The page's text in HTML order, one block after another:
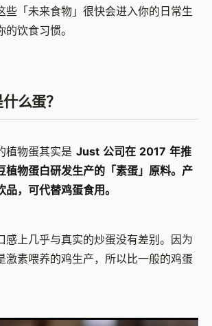
些「未来食物」很快会进入你的日常生
饮食习惯。
么蛋？
植物蛋其实是 Just 公司在 2017 年推
植物蛋白研发生产的「素蛋」原料。产
，可代替鸡蛋食用。
感上几乎与真实的炒蛋没有差别。因为
激素喂养的鸡生产，所以比一般的鸡蛋